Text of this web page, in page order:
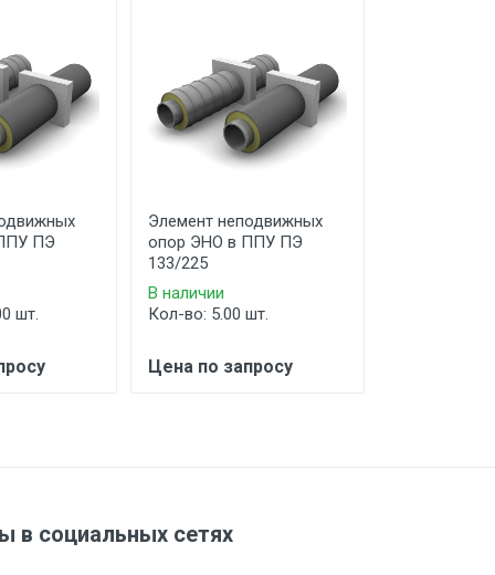
ПЭ
шт.
Элемент неподвижных
опор ЭНО в ППУ ПЭ
133/225
В наличии
Кол-во: 5.00 шт.
Цена по запросу
в социальных сетях